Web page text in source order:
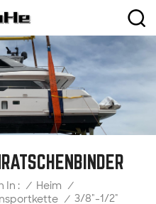
In : / Heim /
/ 3/8"-1/2"